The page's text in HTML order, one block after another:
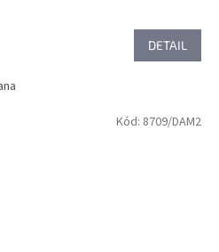
DETAIL
Kód: 8709/DAM2